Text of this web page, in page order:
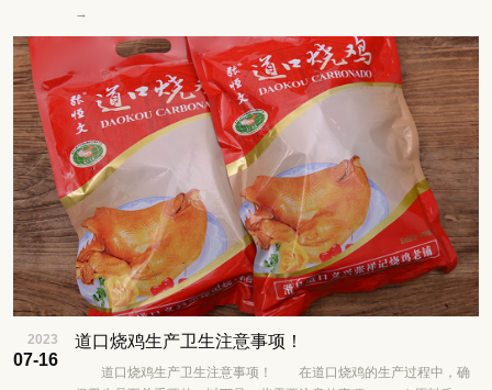
→
2023
07-16
道口烧鸡​生产卫生注意事项！
道口烧鸡生产卫生注意事项！ 在道口烧鸡的生产过程中，确